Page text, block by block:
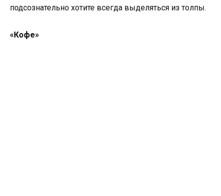
подсознательно хотите всегда выделяться из толпы.
«Кофе»